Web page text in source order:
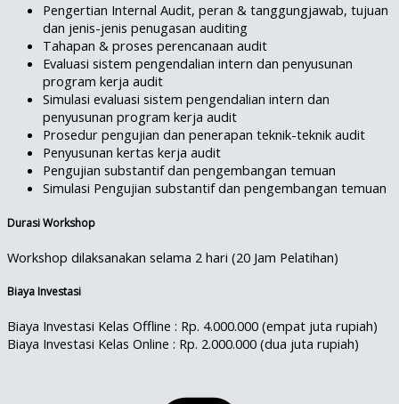
Pengertian Internal Audit, peran & tanggungjawab, tujuan
dan jenis-jenis penugasan auditing
Tahapan & proses perencanaan audit
Evaluasi sistem pengendalian intern dan penyusunan
program kerja audit
Simulasi evaluasi sistem pengendalian intern dan
penyusunan program kerja audit
Prosedur pengujian dan penerapan teknik-teknik audit
Penyusunan kertas kerja audit
Pengujian substantif dan pengembangan temuan
Simulasi Pengujian substantif dan pengembangan temuan
Durasi Workshop
Workshop dilaksanakan selama 2 hari (20 Jam Pelatihan)
Biaya Investasi
Biaya Investasi Kelas Offline : Rp. 4.000.000 (empat juta rupiah)
Biaya Investasi Kelas Online : Rp. 2.000.000 (dua juta rupiah)